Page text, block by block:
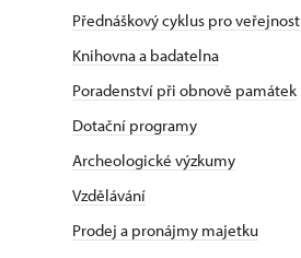
Přednáškový cyklus pro veřejnost
Knihovna a badatelna
Poradenství při obnově památek
Dotační programy
Archeologické výzkumy
Vzdělávání
Prodej a pronájmy majetku